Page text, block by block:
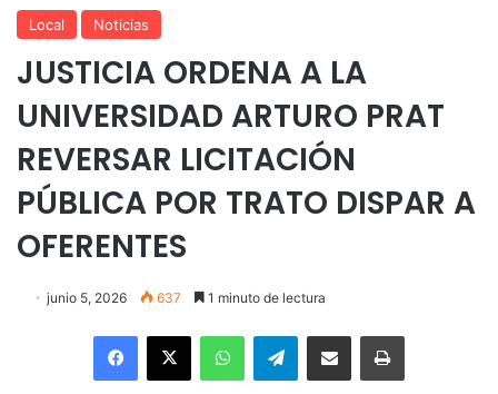
Local Noticias
JUSTICIA ORDENA A LA
UNIVERSIDAD ARTURO PRAT
REVERSAR LICITACIÓN
PÚBLICA POR TRATO DISPAR A
OFERENTES
junio 5, 2026 637 1 minuto de lectura
Facebook
X WhatsAppTelegramEnviar vía email Imprimir